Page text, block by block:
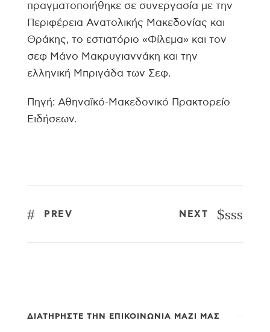
πραγματοποιήθηκε σε συνεργασία με την
Περιφέρεια Ανατολικής Μακεδονίας και
Θράκης, το εστιατόριο «Φίλεμα» και τον
σεφ Μάνο Μακρυγιαννάκη και την
ελληνική Μπριγάδα των Σεφ.
Πηγή: Αθηναϊκό-Μακεδονικό Πρακτορείο
Ειδήσεων.
PREV NEXT sss
ΔΙΑΤΗΡΉΣΤΕ ΤΗΝ ΕΠΙΚΟΙΝΩΝΊΑ ΜΑΖΊ ΜΑΣ